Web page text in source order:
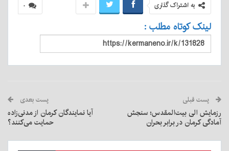
۰ به اشتراک گذاری
لینک کوتاه مطلب :
پست قبلی
رزمایش الی بیت‌المقدس؛ سنجش
آمادگی کرمان در برابر بحران
پست بعدی
آیا نمایندگان کرمان از مدنی‌زاده
حمایت می‌کنند؟